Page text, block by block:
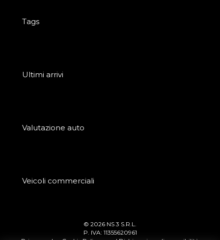
Tags
Ultimi arrivi
Valutazione auto
Veicoli commerciali
© 2026 NS 3 S.R.L.
P. IVA: 11355620961